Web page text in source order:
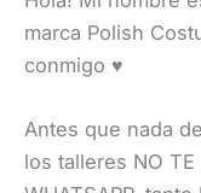
marca Polish
conmigo ♥
Antes que nada
los talleres NO TE